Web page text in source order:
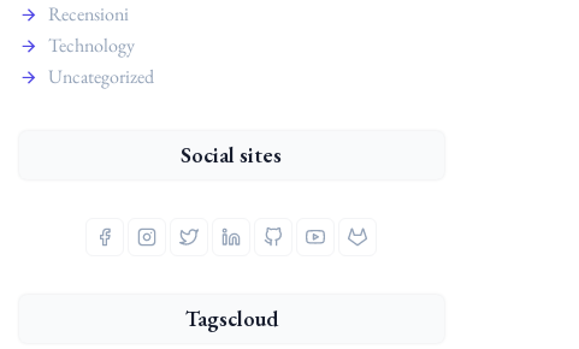
Recensioni
Technology
Uncategorized
Social sites
Tagscloud